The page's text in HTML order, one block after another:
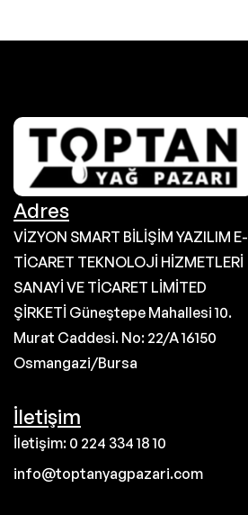
Adres
VİZYON SMART BİLİŞİM YAZILIM E-
TİCARET TEKNOLOJİ HİZMETLERİ
SANAYİ VE TİCARET LİMİTED
ŞİRKETİ Güneştepe Mahallesi 10.
Murat Caddesi. No: 22/A 16150
Osmangazi/Bursa
İletişim
İletişim: 0 224 334 18 10
info@toptanyagpazari.com